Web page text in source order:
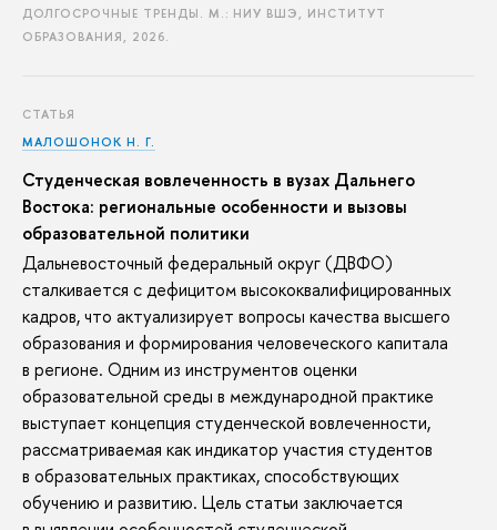
ДОЛГОСРОЧНЫЕ ТРЕНДЫ. М.: НИУ ВШЭ, ИНСТИТУТ
ОБРАЗОВАНИЯ, 2026.
СТАТЬЯ
МАЛОШОНОК Н. Г.
Студенческая вовлеченность в вузах Дальнего
Востока: региональные особенности и вызовы
образовательной политики
Дальневосточный федеральный округ (ДВФО)
сталкивается с дефицитом высококвалифицированных
кадров, что актуализирует вопросы качества высшего
образования и формирования человеческого капитала
в регионе. Одним из инструментов оценки
образовательной среды в международной практике
выступает концепция студенческой вовлеченности,
рассматриваемая как индикатор участия студентов
в образовательных практиках, способствующих
обучению и развитию. Цель статьи заключается